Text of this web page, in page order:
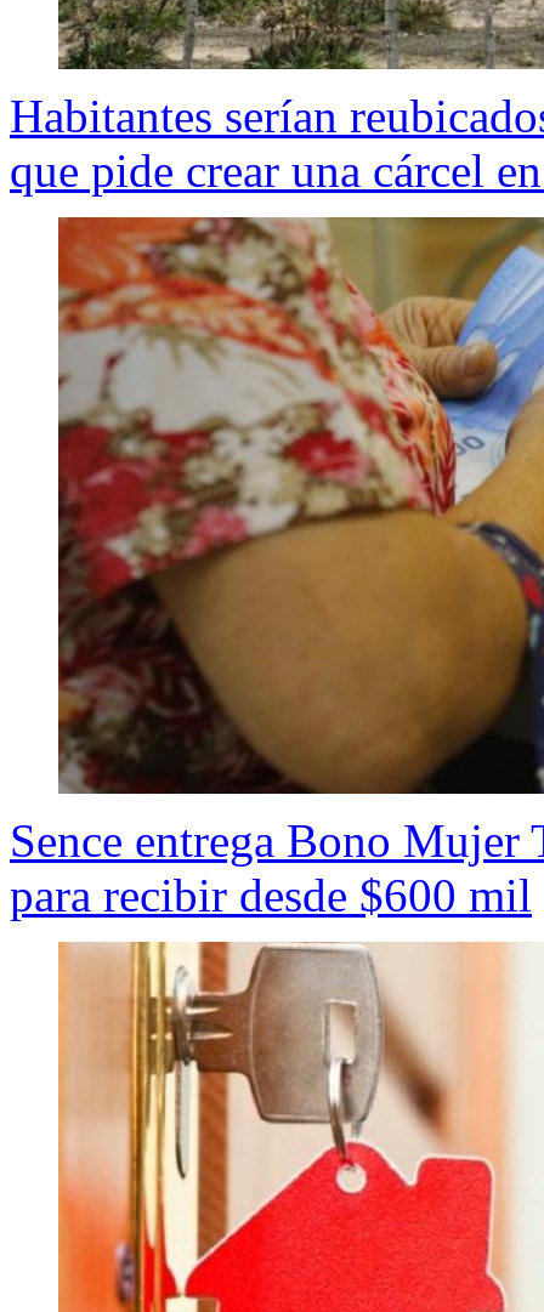
Habitantes serían
que pide crear una cárcel
Sence entrega Bono
para recibir desde $600 mil